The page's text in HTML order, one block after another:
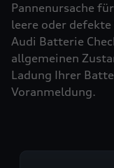
Pannenursache
leere oder
Audi Batterie
allgemeinen
Ladung Ihrer
Voranmeldung.